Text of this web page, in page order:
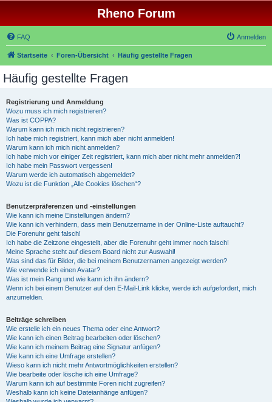
Rheno Forum
FAQ Anmelden
Startseite Foren-Übersicht Häufig gestellte Fragen
Häufig gestellte Fragen
Registrierung und Anmeldung
Wozu muss ich mich registrieren?
Was ist COPPA?
Warum kann ich mich nicht registrieren?
Ich habe mich registriert, kann mich aber nicht anmelden!
Warum kann ich mich nicht anmelden?
Ich habe mich vor einiger Zeit registriert, kann mich aber nicht mehr anmelden?!
Ich habe mein Passwort vergessen!
Warum werde ich automatisch abgemeldet?
Wozu ist die Funktion „Alle Cookies löschen“?
Benutzerpräferenzen und -einstellungen
Wie kann ich meine Einstellungen ändern?
Wie kann ich verhindern, dass mein Benutzername in der Online-Liste auftaucht?
Die Forenuhr geht falsch!
Ich habe die Zeitzone eingestellt, aber die Forenuhr geht immer noch falsch!
Meine Sprache steht auf diesem Board nicht zur Auswahl!
Was sind das für Bilder, die bei meinem Benutzernamen angezeigt werden?
Wie verwende ich einen Avatar?
Was ist mein Rang und wie kann ich ihn ändern?
Wenn ich bei einem Benutzer auf den E-Mail-Link klicke, werde ich aufgefordert, mich
anzumelden.
Beiträge schreiben
Wie erstelle ich ein neues Thema oder eine Antwort?
Wie kann ich einen Beitrag bearbeiten oder löschen?
Wie kann ich meinem Beitrag eine Signatur anfügen?
Wie kann ich eine Umfrage erstellen?
Wieso kann ich nicht mehr Antwortmöglichkeiten erstellen?
Wie bearbeite oder lösche ich eine Umfrage?
Warum kann ich auf bestimmte Foren nicht zugreifen?
Weshalb kann ich keine Dateianhänge anfügen?